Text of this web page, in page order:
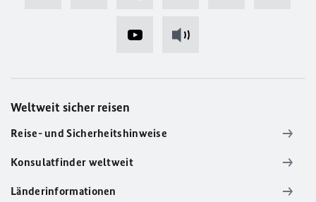
Weltweit sicher reisen
Reise- und Sicherheitshinweise
Konsulatfinder weltweit
Länderinformationen